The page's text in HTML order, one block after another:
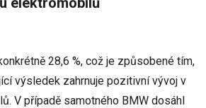
28,6 %, což je způsobené tím,
výsledek zahrnuje pozitivní vývoj v
V případě samotného BMW dosáhl